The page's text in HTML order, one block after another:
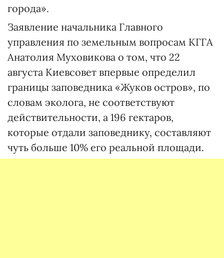
города».
Заявление начальника Главного
управления по земельным вопросам КГГА
Анатолия Муховикова о том, что 22
августа Киевсовет впервые определил
границы заповедника «Жуков остров», по
словам эколога, не соответствуют
действительности, а 196 гектаров,
которые отдали заповеднику, составляют
чуть больше 10% его реальной площади.